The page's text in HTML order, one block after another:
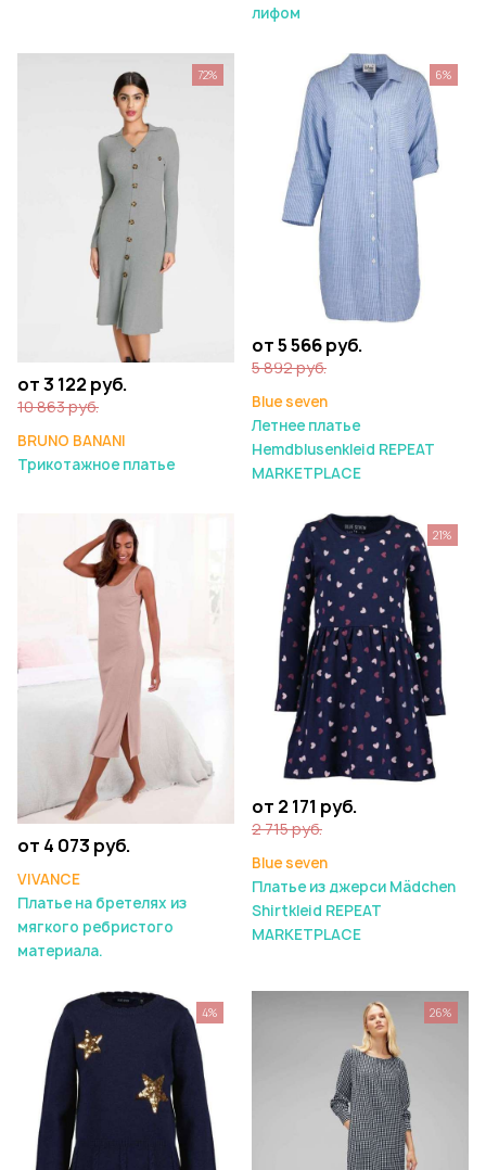
лифом
от 3 122 руб.
10 863 руб.
BRUNO BANANI
Трикотажное платье
72%
от 5 566 руб.
5 892 руб.
Blue seven
Летнее платье
Hemdblusenkleid REPEAT
MARKETPLACE
6%
от 4 073 руб.
VIVANCE
Платье на бретелях из
мягкого ребристого
материала.
от 2 171 руб.
2 715 руб.
Blue seven
Платье из джерси Mädchen
Shirtkleid REPEAT
MARKETPLACE
21%
4% 26%